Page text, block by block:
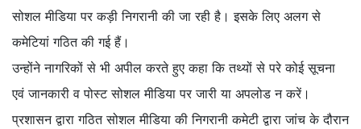
सोशल मीडिया पर कड़ी निगरानी की जा रही है। इसके लिए अलग से
कमेटियां गठित की गई हैं।
उन्होंने नागरिकों से भी अपील करते हुए कहा कि तथ्यों से परे कोई सूचना
एवं जानकारी व पोस्ट सोशल मीडिया पर जारी या अपलोड न करें।
प्रशासन द्वारा गठित सोशल मीडिया की निगरानी कमेटी द्वारा जांच के दौरान